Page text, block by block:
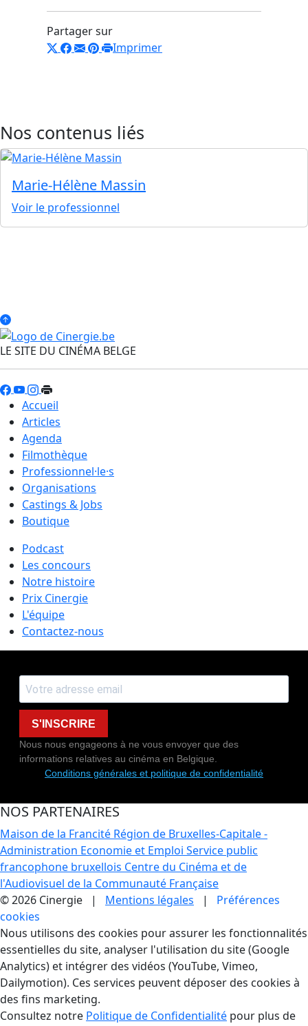
Partager sur
Imprimer
Nos contenus liés
Marie-Hélène Massin
Voir le professionnel
LE SITE DU CINÉMA BELGE
Accueil
Articles
Agenda
Filmothèque
Professionnel·le·s
Organisations
Castings & Jobs
Boutique
Podcast
Les concours
Notre histoire
Prix Cinergie
L'équipe
Contactez-nous
S'INSCRIRE
Nous nous engageons à ne vous envoyer que des
informations relatives au cinéma en Belgique.
Conditions générales et politique de confidentialité
NOS PARTENAIRES
Maison de la Francité Région de Bruxelles-Capitale -
Administration Economie et Emploi Service public
francophone bruxellois Centre du Cinéma et de
l'Audiovisuel de la Communauté Française
© 2026 Cinergie | Mentions légales | Préférences
cookies
Gestion des Cookies
Nous utilisons des cookies pour assurer les fonctionnalités
essentielles du site, analyser l'utilisation du site (Google
Analytics) et intégrer des vidéos (YouTube, Vimeo,
Dailymotion). Ces services peuvent déposer des cookies à
des fins marketing.
Consultez notre Politique de Confidentialité pour plus de